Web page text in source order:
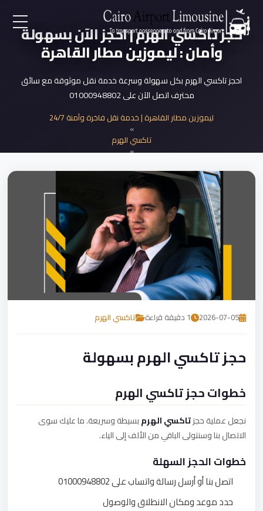
EN
خدمات المطار
نحن
حجز تاكسي الهرم | احجز الآن بسهولة
وأمان : ليموزين مطار القاهرة
احجز تاكسي الهرم بكل سهولة وسرعة خدمة نقل موثوقة مع سائق
محترف اتصل الآن على 01000948802
ليموزين مطار القاهرة | خدمة نقل فاخرة وآمنة 24/7
تاكسي الهرم
»
2026-07-05 1 دقيقة قراءة تاكسي الهرم
حجز تاكسي الهرم بسهولة
خطوات حجز تاكسي الهرم
نجعل عملية حجزتاكسي الهرمبسيطة وسريعة. ما عليك سوى
الاتصال بنا وسنتولى الباقي من الألف إلى الياء.
خطوات الحجز السهلة
اتصل بنا أو أرسل رسالة واتساب على 01000948802
حدد موعد ومكان الانطلاق والوصول